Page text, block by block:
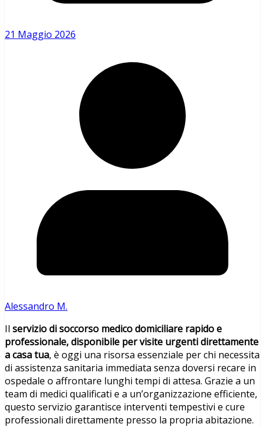
21 Maggio 2026
Alessandro M.
Il servizio di soccorso medico domiciliare rapido e
professionale, disponibile per visite urgenti direttamente
a casa tua, è oggi una risorsa essenziale per chi necessita
di assistenza sanitaria immediata senza doversi recare in
ospedale o affrontare lunghi tempi di attesa. Grazie a un
team di medici qualificati e a un’organizzazione efficiente,
questo servizio garantisce interventi tempestivi e cure
professionali direttamente presso la propria abitazione.